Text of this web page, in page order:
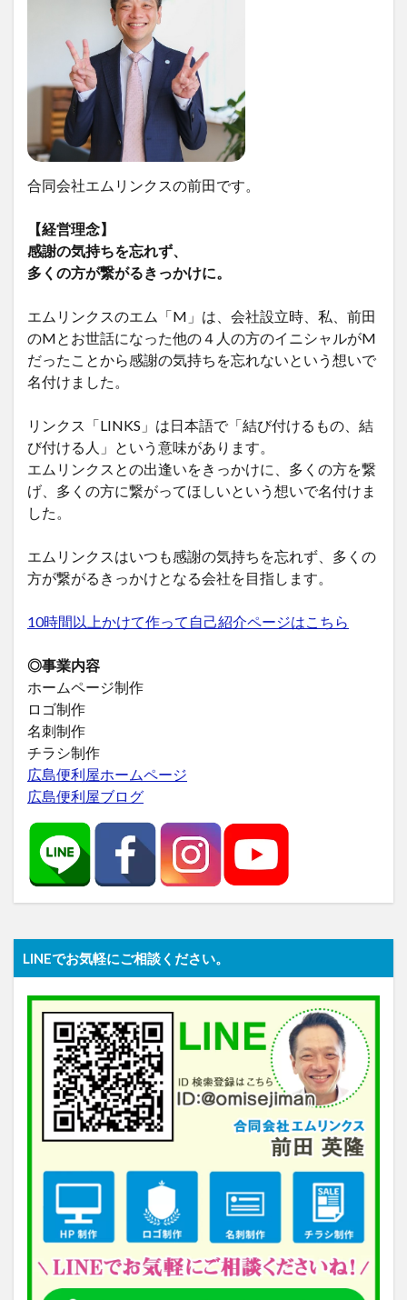
合同会社エムリンクスの前田です。
【経営理念】
感謝の気持ちを忘れず、
多くの方が繋がるきっかけに。
エムリンクスのエム「M」は、会社設立時、私、前田
のMとお世話になった他の４人の方のイニシャルがM
だったことから感謝の気持ちを忘れないという想いで
名付けました。
リンクス「LINKS」は日本語で「結び付けるもの、結
び付ける人」という意味があります。
エムリンクスとの出逢いをきっかけに、多くの方を繋
げ、多くの方に繋がってほしいという想いで名付けま
した。
エムリンクスはいつも感謝の気持ちを忘れず、多くの
方が繋がるきっかけとなる会社を目指します。
10時間以上かけて作って自己紹介ページはこちら
◎事業内容
ホームページ制作
ロゴ制作
名刺制作
チラシ制作
広島便利屋ホームページ
広島便利屋ブログ
LINEでお気軽にご相談ください。